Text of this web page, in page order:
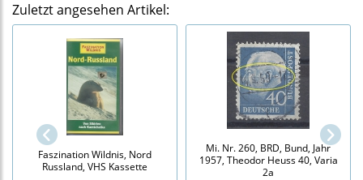
Zuletzt angesehen Artikel:
Faszination Wildnis, Nord
Russland, VHS Kassette
Mi. Nr. 260, BRD, Bund, Jahr
1957, Theodor Heuss 40, Varia
2a